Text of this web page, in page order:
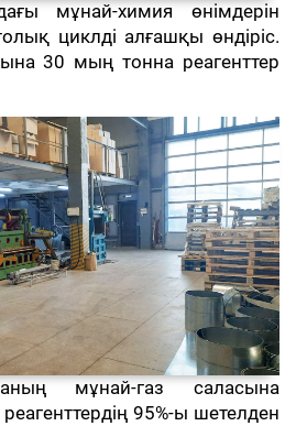
мұнай-химия өнімдерін
циклді алғашқы өндіріс.
30 мың тонна реагенттер
мұнай-газ саласына
95%-ы шетелден